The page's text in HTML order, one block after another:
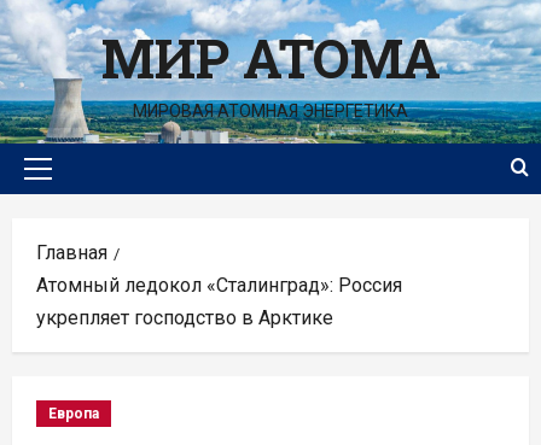
Перейти
к
содержимомуМИР АТОМА
МИРОВАЯ АТОМНАЯ ЭНЕРГЕТИКА
Основное
Главная
Атомный ледокол «Сталинград»: Россия
укрепляет господство в Арктике
Европа